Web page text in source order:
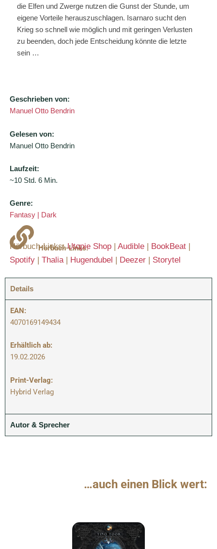
die Elfen und Zwerge nutzen die Gunst der Stunde, um
eigene Vorteile herauszuschlagen. Isarnaro sucht den
Krieg so schnell wie möglich und mit geringen Verlusten
zu beenden, doch jede Entscheidung könnte die letzte
sein …
Geschrieben von:
Manuel Otto Bendrin
Gelesen von:
Manuel Otto Bendrin
Laufzeit:
~10 Std. 6 Min.
Genre:
Fantasy | Dark
Hörbuch-Links:
Hörbuch-Links:Utopie Shop | Audible | BookBeat |
Spotify | Thalia | Hugendubel | Deezer | Storytel
Details
EAN:
4070169149434
Erhältlich ab:
19.02.2026
Print-Verlag:
Hybrid Verlag
Autor & Sprecher
…auch einen Blick wert: